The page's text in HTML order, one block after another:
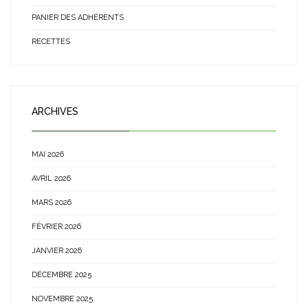
PANIER DES ADHÉRENTS
RECETTES
ARCHIVES
MAI 2026
AVRIL 2026
MARS 2026
FÉVRIER 2026
JANVIER 2026
DÉCEMBRE 2025
NOVEMBRE 2025